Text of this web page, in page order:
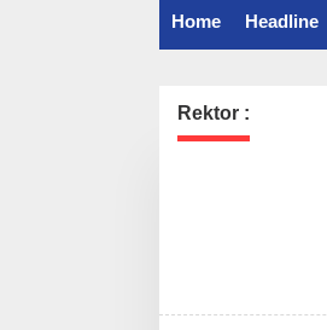
Home Headline
Rektor :